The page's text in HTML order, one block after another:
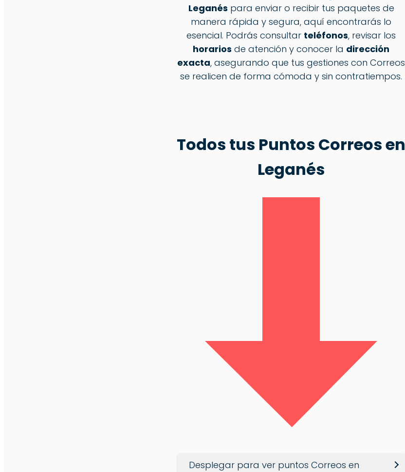
Leganés para enviar o recibir tus paquetes de
manera rápida y segura, aquí encontrarás lo
esencial. Podrás consultar teléfonos, revisar los
horarios de atención y conocer la dirección
exacta, asegurando que tus gestiones con Correos
se realicen de forma cómoda y sin contratiempos.
Todos tus Puntos Correosen
Leganés
Desplegar para ver puntos Correos en